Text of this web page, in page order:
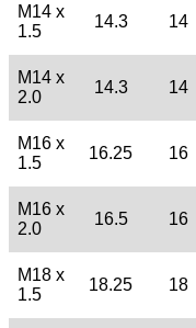
M14 x
1.5
14.3 14
M14 x
2.0
14.3 14
M16 x
1.5
16.25 16
M16 x
2.0
16.5 16
M18 x
1.5
18.25 18